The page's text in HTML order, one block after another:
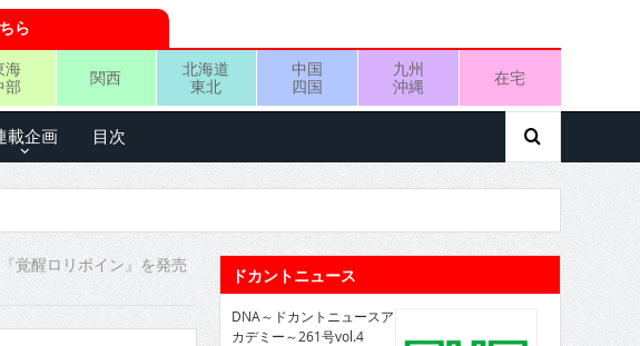
ら
海
部
関西
北海道
東北
中国
四国
九州
沖縄
在宅
載企画 目次
覚醒ロリボイン』を発売
ドカントニュース
DNA～ドカントニュースア
カデミー～261号vol.4